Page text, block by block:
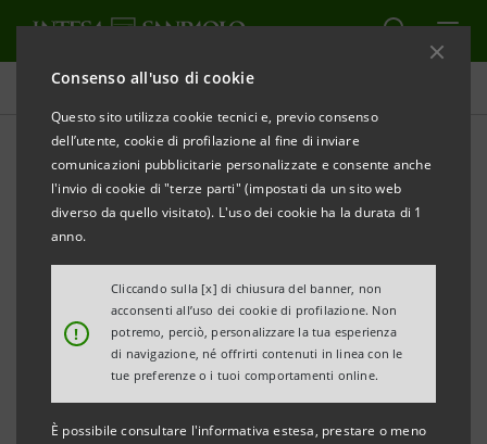
Consenso all'uso di cookie
Questo sito utilizza cookie tecnici e, previo consenso
dell’utente, cookie di profilazione al fine di inviare
comunicazioni pubblicitarie personalizzate e consente anche
l'invio di cookie di "terze parti" (impostati da un sito web
diverso da quello visitato). L'uso dei cookie ha la durata di 1
anno.
!
Cliccando sulla [x] di chiusura del banner, non
acconsenti all’uso dei cookie di profilazione. Non
potremo, perciò, personalizzare la tua esperienza
di navigazione, né offrirti contenuti in linea con le
tue preferenze o i tuoi comportamenti online.
È possibile consultare l'informativa estesa, prestare o meno
Risk Management
Aggiornamento al 31
dicembre 2023 (Nota
integrativa consolidata -
Parte E)